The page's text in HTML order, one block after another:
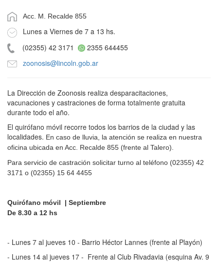
Acc. M. Recalde 855
Lunes a Viernes de 7 a 13 hs.
(02355) 42 3171
2355 644455
zoonosis@lincoln.gob.ar
La Dirección de Zoonosis realiza desparacitaciones,
vacunaciones y castraciones de forma totalmente gratuita
durante todo el año.
El quirófano móvil recorre todos los barrios de la ciudad y las
localidades. En caso de lluvia, la atención se realiza en nuestra
oficina ubicada en Acc. Recalde 855 (frente al Talero).
Para servicio de castración solicitar turno al teléfono (02355) 42
3171 o (02355) 15 64 4455
Quirófano móvil | Septiembre
De 8.30 a 12 hs
- Lunes 7 al jueves 10 - Barrio Héctor Lannes (frente al Playón)
- Lunes 14 al jueves 17 - Frente al Club Rivadavia (esquina Av. 9